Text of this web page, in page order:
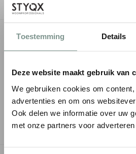
Toestemming Details
Deze website maakt gebruik van
We gebruiken cookies om
advertenties en om ons
Ook delen we informatie over uw
met onze partners voor
OMSCHRIJVING
MONTAGESERVICE
ZAKELIJK KOPEN